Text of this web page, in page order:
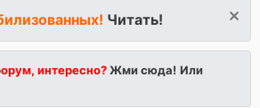
Читать!
интересно?Жми сюда! Или